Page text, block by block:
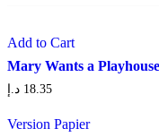
Add to Cart
Mary Wants a Playhouse
18.35 د.إ
Version Papier